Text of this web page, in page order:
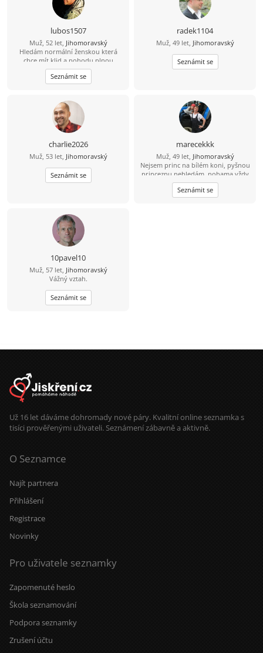
lubos1507
Muž, 52 let, Jihomoravský
Hledám normální ženskou která
chce mít klid a pohodu plnou
smíchu. Hlavně ať nelže .
Seznámit se
radek1104
Muž, 49 let, Jihomoravský
Seznámit se
charlie2026
Muž, 53 let, Jihomoravský
Seznámit se
marecekkk
Muž, 49 let, Jihomoravský
Nejsem princ na bílém koni, pyšnou
princeznu nehledám, nohama vždy
stojím na pevné zemi, hlavou občas
mířím ke hvězdám.Nehledám lásku
na jednu noc,nechci ke štěstí toho
Seznámit se
10pavel10
Muž, 57 let, Jihomoravský
Vážný vztah.
Seznámit se
Už 16 let dáváme dohromady nové páry. Kvalitní online seznamka s
tisíci prověřenými uživateli. Seznámení zábavně a aktivně.
O Seznamce
Najít partnera
Přihlášení
Registrace
Novinky
Pro uživatele seznamky
Zapomenuté heslo
Škola seznamování
Podpora seznamky
Zrušení účtu